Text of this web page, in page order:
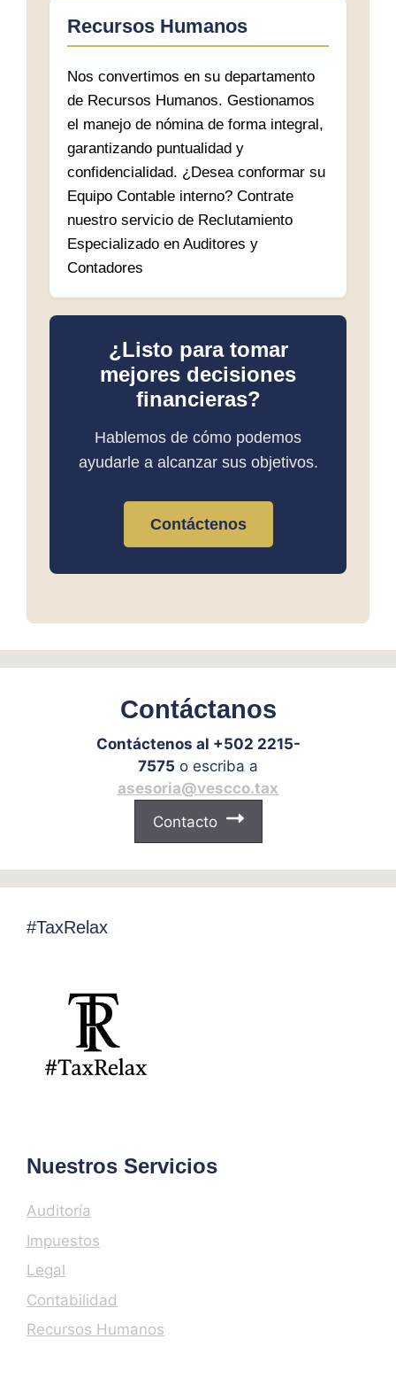
Recursos Humanos
Nos convertimos en su departamento
de Recursos Humanos. Gestionamos
el manejo de nómina de forma integral,
garantizando puntualidad y
confidencialidad. ¿Desea conformar su
Equipo Contable interno? Contrate
nuestro servicio de Reclutamiento
Especializado en Auditores y
Contadores
¿Listo para tomar
mejores decisiones
financieras?
Hablemos de cómo podemos
ayudarle a alcanzar sus objetivos.
Contáctenos
Contáctanos
Contáctenos al +502 2215-
7575 o escriba a
asesoria@vescco.tax
Contacto
#TaxRelax
Nuestros Servicios
Auditoría
Impuestos
Legal
Contabilidad
Recursos Humanos